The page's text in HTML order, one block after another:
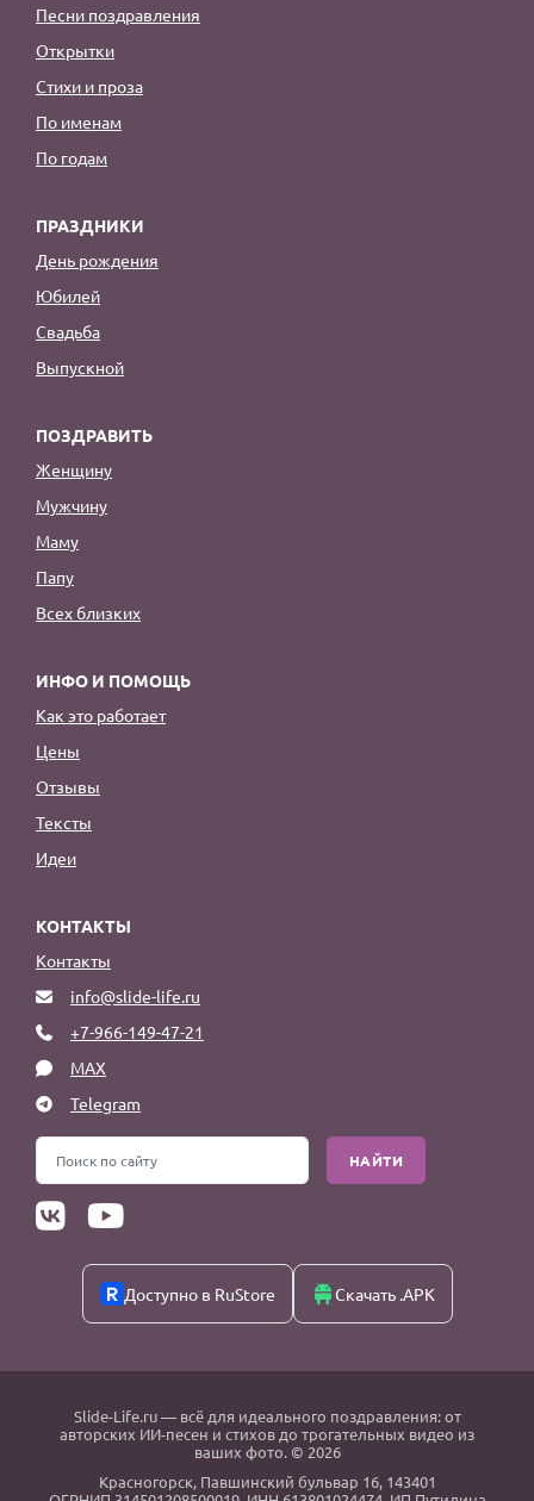
Песни поздравления
Открытки
Стихи и проза
По именам
По годам
ПРАЗДНИКИ
День рождения
Юбилей
Свадьба
Выпускной
ПОЗДРАВИТЬ
Женщину
Мужчину
Маму
Папу
Всех близких
ИНФО И ПОМОЩЬ
Как это работает
Цены
Отзывы
Тексты
Идеи
КОНТАКТЫ
Контакты
info@slide-life.ru
+7-966-149-47-21
MAX
Telegram
НАЙТИ
Доступно в RuStore Скачать .APK
Slide-Life.ru— всё для идеального поздравления: от
авторских ИИ-песен и стихов до трогательных видео из
ваших фото. © 2026
Красногорск, Павшинский бульвар 16, 143401